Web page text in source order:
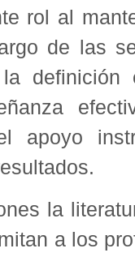
rol al
de las
definición
apoyo
la
a los